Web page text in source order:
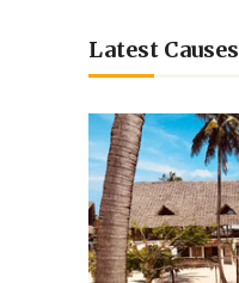
Latest Causes